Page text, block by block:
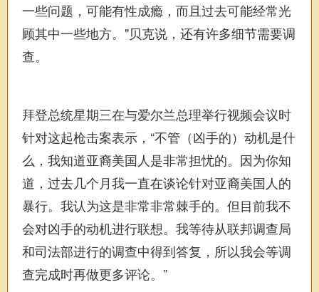
一些问题，可能有性成瘾，而且过去可能经常光
顾其中一些地方。"贝克说，还有许多细节需要调
查。
拜登总统星期三在与爱尔兰总理举行视频会议时
针对这起枪击案表示，“不管（凶手的）动机是什
么，我知道亚裔美国人是非常担忧的。因为你知
道，过去几个月我一直在谈论针对亚裔美国人的
暴行。我认为这是非常非常棘手的。但目前我不
会对凶手的动机进行联想。我等待从联邦调查局
和司法部进行的调查中得到答复，所以我会等调
查完成时再做更多评论。”